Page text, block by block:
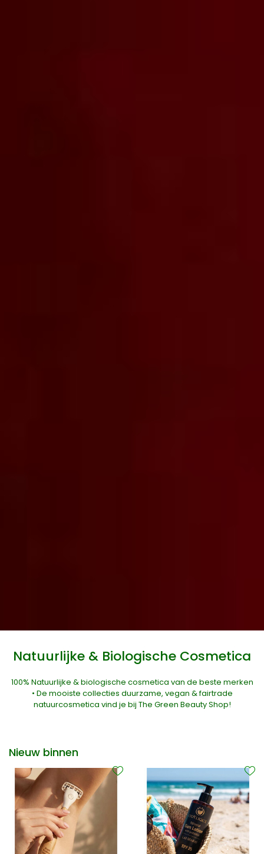
Natuurlijke & Biologische Cosmetica
100% Natuurlijke & biologische cosmetica van de beste merken
• De mooiste collecties duurzame, vegan & fairtrade
natuurcosmetica vind je bij The Green Beauty Shop!
Nieuw binnen